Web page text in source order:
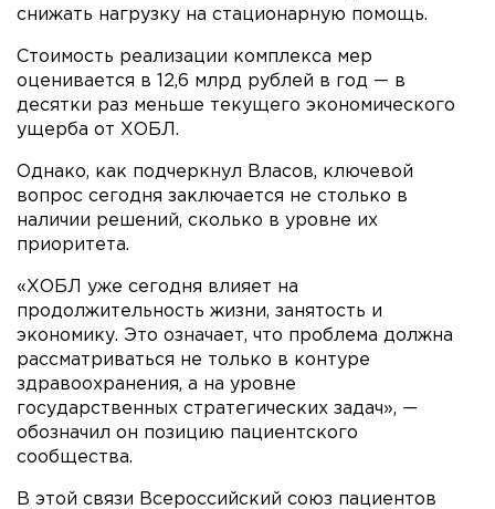
снижать нагрузку на стационарную помощь.
Стоимость реализации комплекса мер
оценивается в 12,6 млрд рублей в год — в
десятки раз меньше текущего экономического
ущерба от ХОБЛ.
Однако, как подчеркнул Власов, ключевой
вопрос сегодня заключается не столько в
наличии решений, сколько в уровне их
приоритета.
«ХОБЛ уже сегодня влияет на
продолжительность жизни, занятость и
экономику. Это означает, что проблема должна
рассматриваться не только в контуре
здравоохранения, а на уровне
государственных стратегических задач», —
обозначил он позицию пациентского
сообщества.
В этой связи Всероссийский союз пациентов